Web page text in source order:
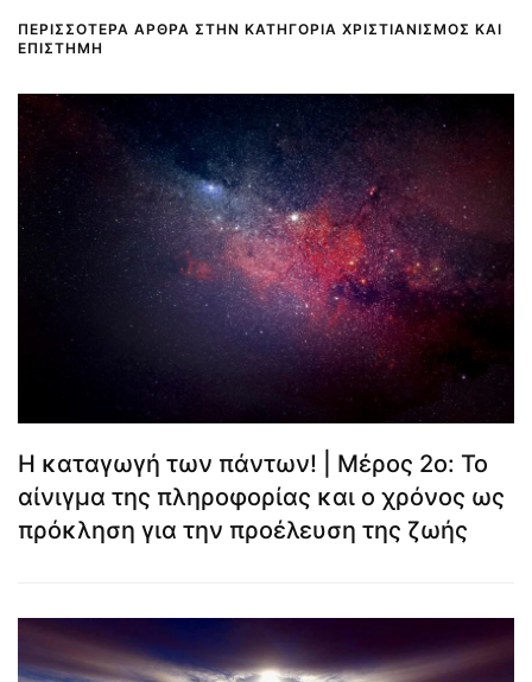
ΠΕΡΙΣΣΌΤΕΡΑ ΆΡΘΡΑ ΣΤΗΝ ΚΑΤΗΓΟΡΊΑ ΧΡΙΣΤΙΑΝΙΣΜΌΣ ΚΑΙ
ΕΠΙΣΤΉΜΗ
Η καταγωγή των πάντων! | Μέρος 2ο: Το
αίνιγμα της πληροφορίας και ο χρόνος ως
πρόκληση για την προέλευση της ζωής